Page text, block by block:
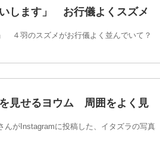
いします」 お行儀よくスズメ
４羽のスズメがお行儀よく並んでいて？
を見せるヨウム 周囲をよく見
んがInstagramに投稿した、イタズラの写真